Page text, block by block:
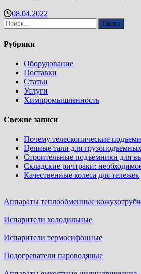
08.04.2022
Найти:
Рубрики
Оборудование
Поставки
Статьи
Услуги
Химпромышленность
Свежие записи
Почему телескопические
Цепные тали для
Строительные подъемники для
Складские ричтраки:
Качественные колеса для тележек
Аппараты теплообменные
Испарители холодильные
Испарители термосифонные
Подогреватели пароводяные